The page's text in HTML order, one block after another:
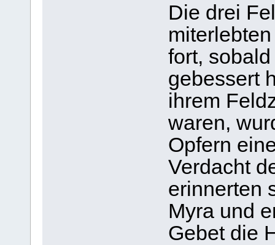
Die drei
fort,
gebessert
ihrem
waren,
Opfern
Verdacht
erinnerten
Myra und
Gebet die